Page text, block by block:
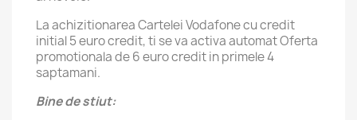
La achizitionarea Cartelei Vodafone cu credit
initial 5 euro credit, ti se va activa automat Oferta
promotionala de 6 euro credit in primele 4
saptamani.
Bine de stiut: